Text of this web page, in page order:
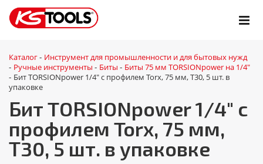
Каталог - Инструмент для промышленности и для бытовых нужд
- Ручные инструменты - Биты - Биты 75 мм TORSIONpower на 1/4"
- Бит TORSIONpower 1/4" с профилем Torx, 75 мм, Т30, 5 шт. в
упаковке
Бит TORSIONpower 1/4" с
профилем Torx, 75 мм,
Т30, 5 шт. в упаковке